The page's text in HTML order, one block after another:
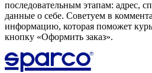
последовательным этапам: адрес,
данные о себе. Советуем в
информацию, которая поможет
кнопку «Оформить заказ».